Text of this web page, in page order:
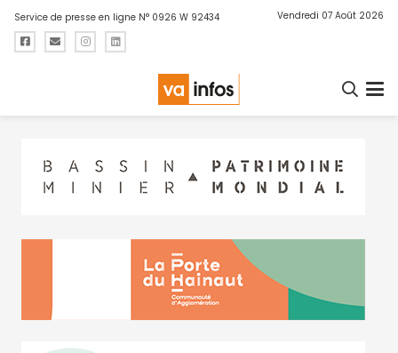
Service de presse en ligne N° 0926 W 92434 Vendredi 07 Août 2026